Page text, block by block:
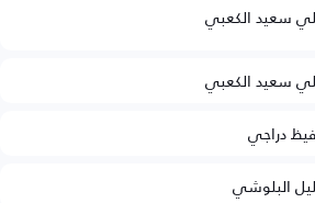
سعيد الكعبي
سعيد الكعبي
دراجي
البلوشي